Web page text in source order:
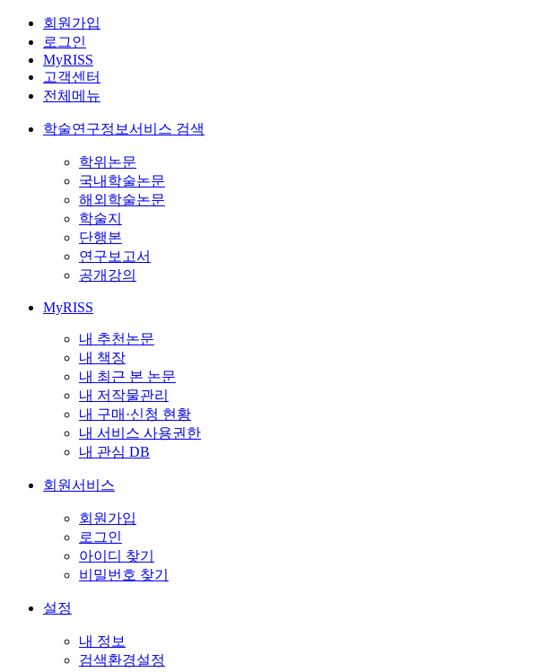
회원가입
로그인
MyRISS
고객센터
전체메뉴
학술연구정보서비스 검색
학위논문
국내학술논문
해외학술논문
학술지
단행본
연구보고서
공개강의
MyRISS
내 추천논문
내 책장
내 최근 본 논문
내 저작물관리
내 구매·신청 현황
내 서비스 사용권한
내 관심 DB
회원서비스
회원가입
로그인
아이디 찾기
비밀번호 찾기
설정
내 정보
검색환경설정